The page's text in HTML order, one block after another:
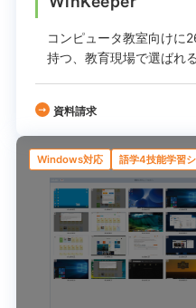
コンピュータ教室向けに
持つ、教育現場で選ばれる
資料請求
Windows対応 語学4技能学習